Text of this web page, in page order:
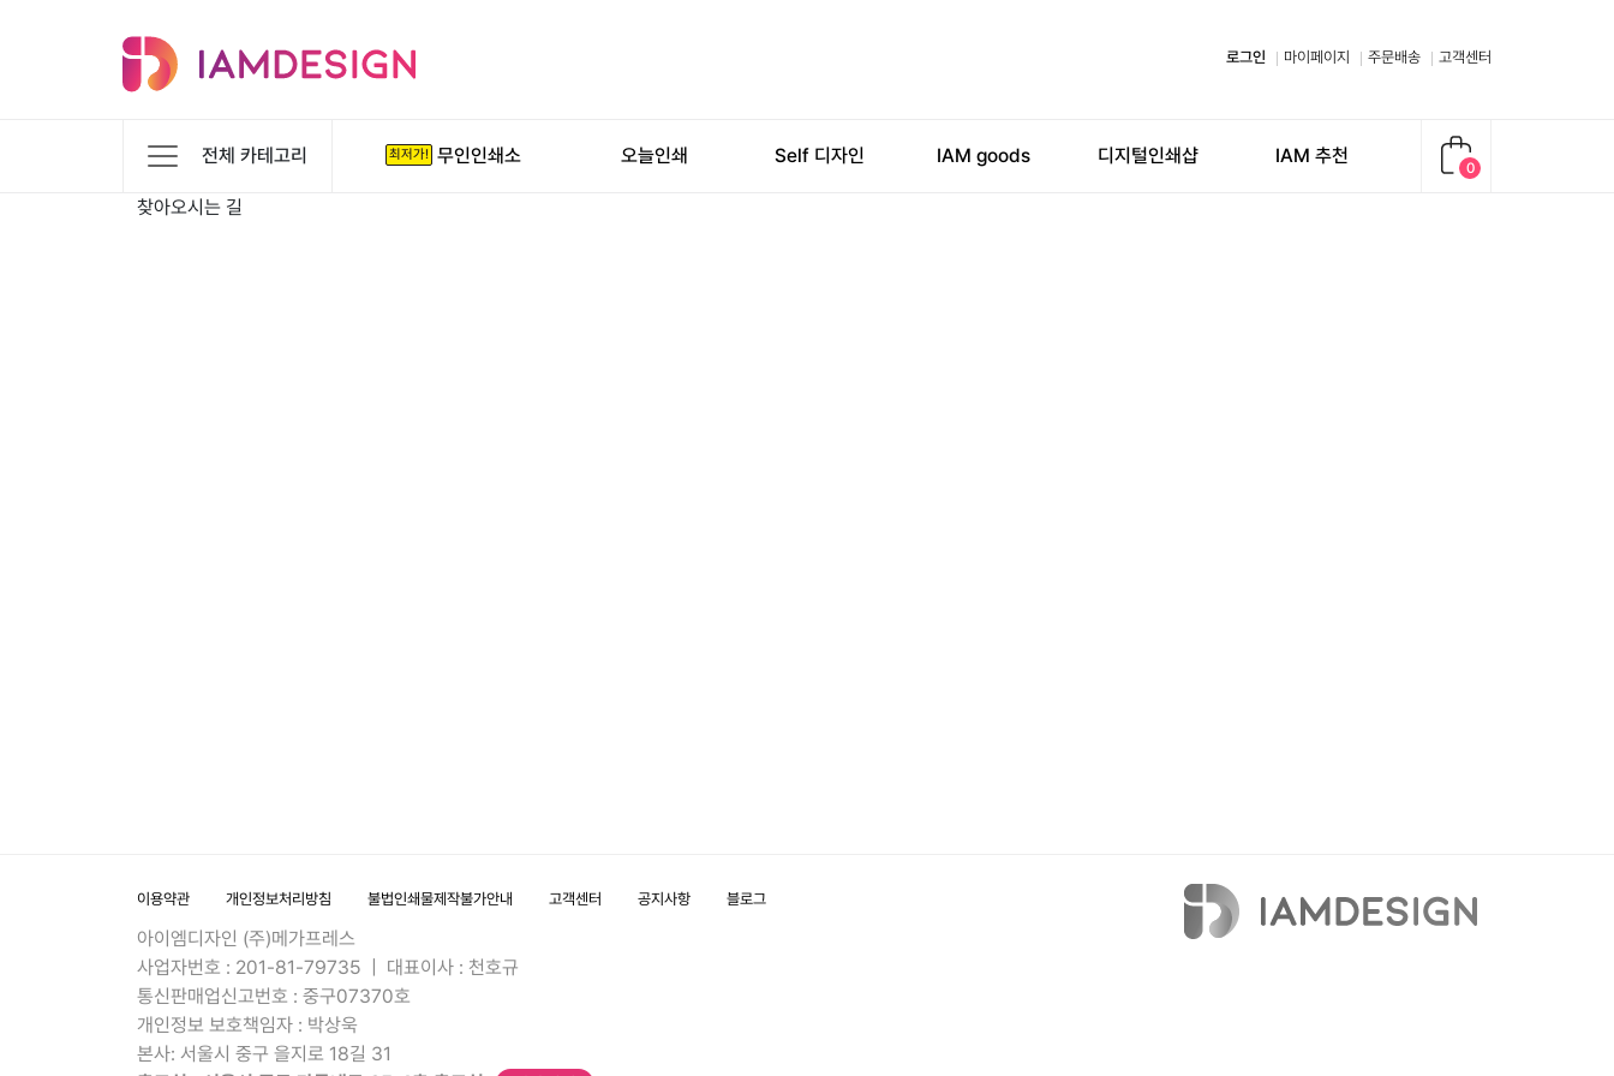
로그인 마이페이지 주문배송 고객센터
전체 카테고리 최저가! 무인인쇄소 오늘인쇄 Self 디자인 IAM goods 디지털인쇄샵 IAM 추천
0
찾아오시는 길
이용약관 개인정보처리방침 불법인쇄물제작불가안내 고객센터 공지사항 블로그
아이엠디자인 (주)메가프레스
사업자번호 : 201-81-79735 | 대표이사 : 천호규
통신판매업신고번호 : 중구07370호
개인정보 보호책임자 : 박상욱
본사: 서울시 중구 을지로 18길 31